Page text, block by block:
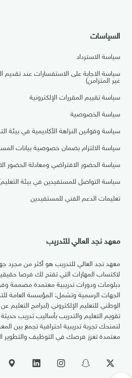
السياسات
سياسة الاسترداد
سياسة الاجابة على الاستفسارات عند تقديم
غير المتزامن)
سياسة تقييم المقررات الإلكترونية
سياسة الخصوصية
سياسة وقوانين النزاهة الأكاديمية في بيئة
سياسة الالتزام بضمان خصوصية بيانات
سياسة الحضور الافتراضي ومعادلة الحضور
سياسة التواصل للمستفيدين في بيئة التعليم/
تعليمات الدعم الفني للمستفيدين
معهد نجد العالي للتدريب
معهد نجد العالي للتدريب هو أكثر من مجرد
لاكتساب المهارات التي تفتح لك فرصا
دبلومات ودورات تدريبية معتمدة مصممة
الجهات الرسمية وتشمل: المؤسسة العامة
الوطني للتعليم الإلكتروني (لبرامج التعليم
تقويم التعليم والتدريب بأساليب تدريب
لنمنحك تجربة تدريبية احترافية تجمع بين
معتمدة تعزز فرصك في التوظيف والتطوير